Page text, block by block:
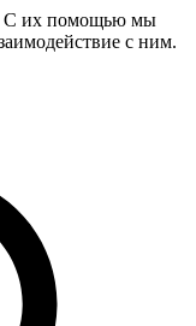
С их помощью мы
с ним.